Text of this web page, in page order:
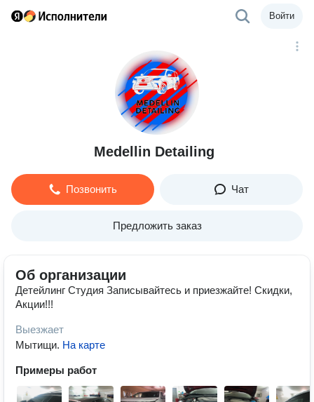
Войти
Medellin Detailing
Позвонить Чат
Предложить заказ
Об организации
Детейлинг Студия Записывайтесь и приезжайте! Скидки,
Акции!!!
Выезжает
Мытищи. На карте
Примеры работ